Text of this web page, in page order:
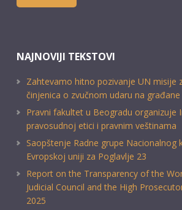
NAJNOVIJI TEKSTOVI
Zahtevamo hitno pozivanje UN misije
činjenica o zvučnom udaru na
Pravni fakultet u Beogradu organizuje
pravosudnoj etici i pravnim veštinama
Saopštenje Radne grupe Nacionalnog
Evropskoj uniji za Poglavlje 23
Report on the Transparency of the
Judicial Council and the High
2025